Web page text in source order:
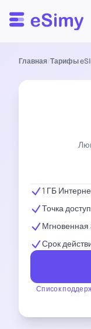
Esimy
Главная/Тарифы
Список
1 ГБ
Точка
Мгновенная
Срок